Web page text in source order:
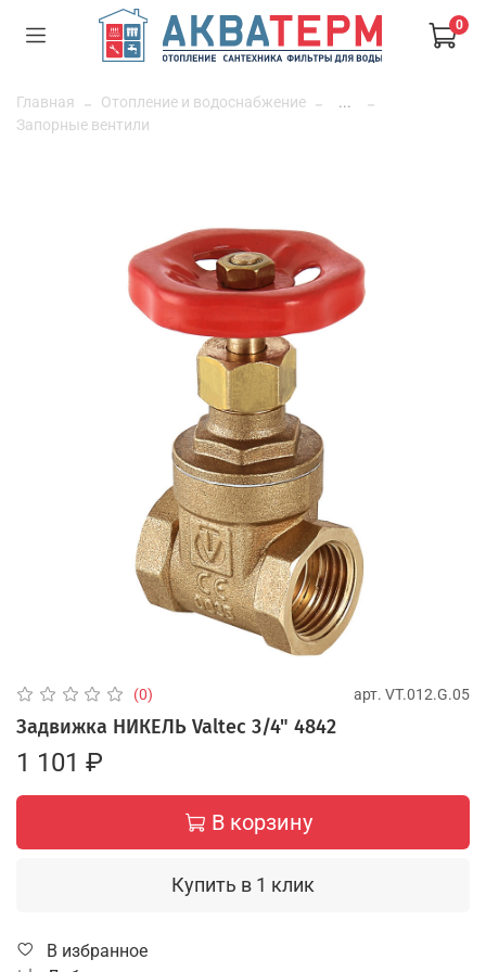
0
Главная Отопление и водоснабжение
...
Запорные вентили
(0) арт. VT.012.G.05
Задвижка НИКЕЛЬ Valtec 3/4" 4842
1 101 ₽
В корзину
Купить в 1 клик
В избранное